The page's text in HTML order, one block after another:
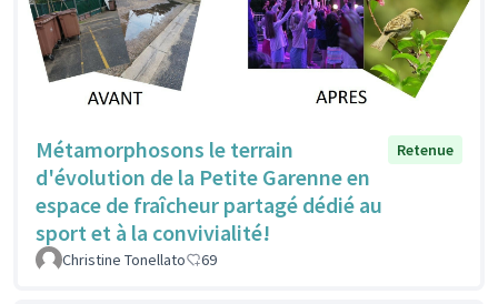
Métamorphosons le terrain
d'évolution de la Petite Garenne en
espace de fraîcheur partagé dédié au
sport et à la convivialité!
Retenue
Christine Tonellato 69